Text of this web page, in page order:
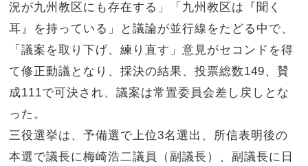
況が九州教区にも存在する」「九州教区は『聞く
耳』を持っている」と議論が並行線をたどる中で、
「議案を取り下げ、練り直す」意見がセコンドを得
て修正動議となり、採決の結果、投票総数149、賛
成111で可決され、議案は常置委員会差し戻しとな
った。
三役選挙は、予備選で上位3名選出、所信表明後の
本選で議長に梅崎浩二議員（副議長）、副議長に日